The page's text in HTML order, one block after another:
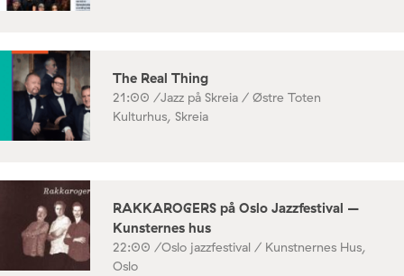
The Real Thing
21:00 /Jazz på Skreia / Østre Toten
Kulturhus, Skreia
RAKKAROGERS på Oslo Jazzfestival –
Kunsternes hus
22:00 /Oslo jazzfestival / Kunstnernes Hus,
Oslo